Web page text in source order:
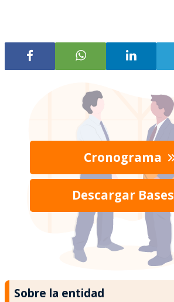
Cronograma
Descargar Bases
Sobre la entidad